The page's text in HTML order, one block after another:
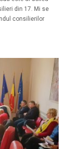
din 17. Mi se
consilierilor